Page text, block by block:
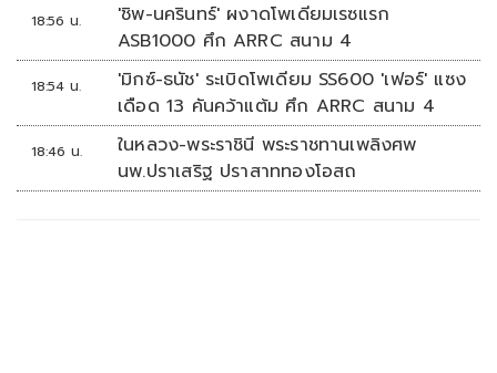
18:56 น.
'ชิพ-นครินทร์' ผงาดโพเดียมเรซแรก
ASB1000 ศึก ARRC สนาม 4
18:54 น.
'มิกซ์-ธนัช' ระเบิดโพเดียม SS600 'เฟอร์' แซง
เดือด 13 คันคว้าแต้ม ศึก ARRC สนาม 4
18:46 น.
ในหลวง-พระราชินี พระราชทานเพลิงศพ
นพ.ปราเสริฐ ปราสาททองโอสถ